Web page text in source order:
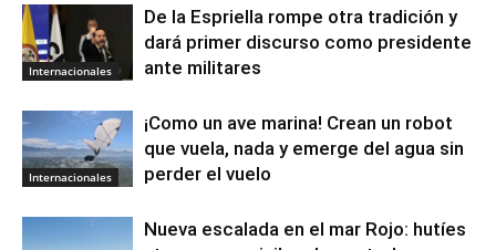
Internacionales
De la Espriella rompe otra tradición y
dará primer discurso como presidente
ante militares
Internacionales
¡Como un ave marina! Crean un robot
que vuela, nada y emerge del agua sin
perder el vuelo
Nueva escalada en el mar Rojo: hutíes